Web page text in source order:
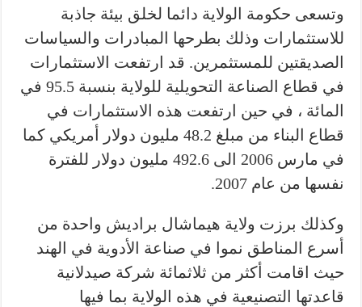
وتسعى حكومة الولاية دائما لخلق بيئة جاذبة
للاستثمارات وذلك بطرحها المبادرات والسياسات
الصديقتين للمستثمرين. قد ارتفعت الاستثمارات
في قطاع الصناعة التحويلية للولاية بنسبة 95.5 في
المائة ، في حين ارتفعت هذه الاستثمارات في
قطاع البناء من مبلغ 48.2 مليون دولار أمريكي كما
في مارس 2006 الى 492.6 مليون دولار للفترة
نفسها من عام 2007.
وكذلك برزت ولاية هيماشال براديش واحدة من
أسرع المناطق نموا في صناعة الأدوية في الهند
حيث اقامت أكثر من ثلاثمائة شركة صيدلانية
قاعدتها التصنيعية في هذه الولاية بما فيها